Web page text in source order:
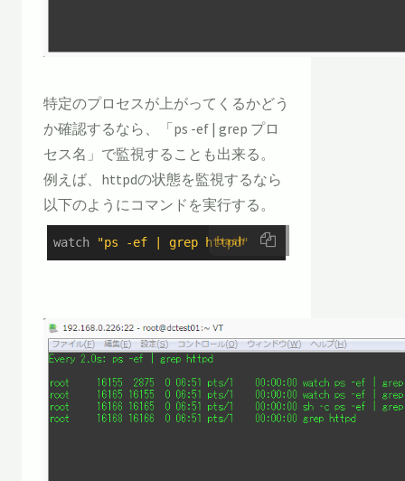
特定のプロセスが上がってくるかどう
か確認するなら、「ps -ef | grep プロ
セス名」で監視することも出来る。
例えば、httpdの状態を監視するなら
以下のようにコマンドを実行する。
bash
watch "ps -ef | grep httpd"